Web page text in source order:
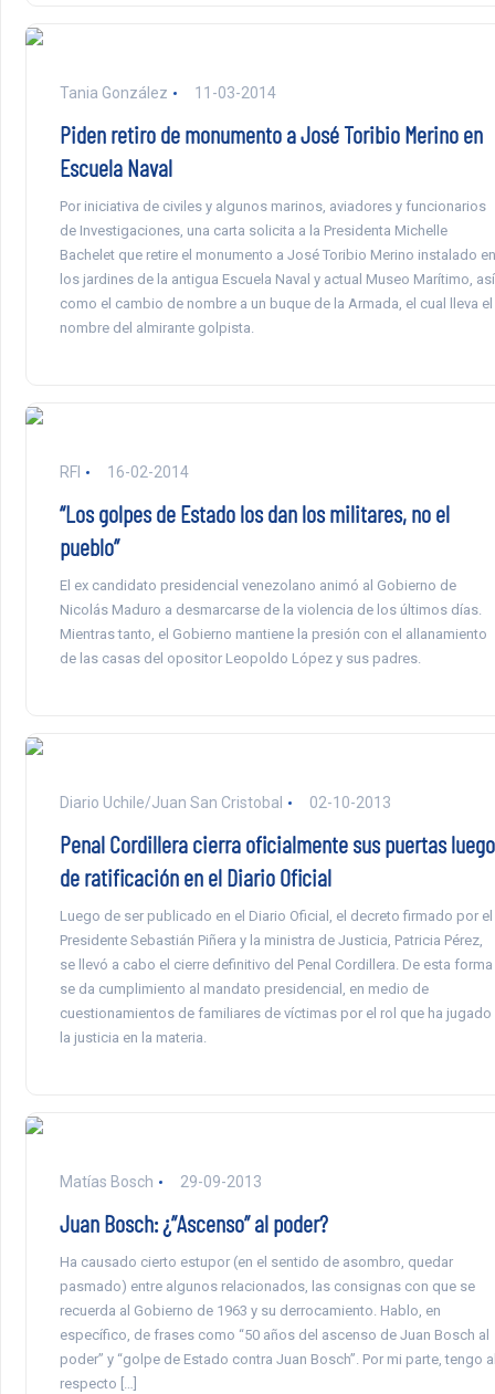
Tania González 11-03-2014
Piden retiro de monumento a José Toribio Merino en
Escuela Naval
Por iniciativa de civiles y algunos marinos, aviadores y funcionarios
de Investigaciones, una carta solicita a la Presidenta Michelle
Bachelet que retire el monumento a José Toribio Merino instalado en
los jardines de la antigua Escuela Naval y actual Museo Marítimo, así
como el cambio de nombre a un buque de la Armada, el cual lleva el
nombre del almirante golpista.
RFI 16-02-2014
“Los golpes de Estado los dan los militares, no el
pueblo”
El ex candidato presidencial venezolano animó al Gobierno de
Nicolás Maduro a desmarcarse de la violencia de los últimos días.
Mientras tanto, el Gobierno mantiene la presión con el allanamiento
de las casas del opositor Leopoldo López y sus padres.
Diario Uchile/Juan San Cristobal 02-10-2013
Penal Cordillera cierra oficialmente sus puertas luego
de ratificación en el Diario Oficial
Luego de ser publicado en el Diario Oficial, el decreto firmado por el
Presidente Sebastián Piñera y la ministra de Justicia, Patricia Pérez,
se llevó a cabo el cierre definitivo del Penal Cordillera. De esta forma
se da cumplimiento al mandato presidencial, en medio de
cuestionamientos de familiares de víctimas por el rol que ha jugado
la justicia en la materia.
Matías Bosch 29-09-2013
Juan Bosch: ¿”Ascenso” al poder?
Ha causado cierto estupor (en el sentido de asombro, quedar
pasmado) entre algunos relacionados, las consignas con que se
recuerda al Gobierno de 1963 y su derrocamiento. Hablo, en
específico, de frases como “50 años del ascenso de Juan Bosch al
poder” y “golpe de Estado contra Juan Bosch”. Por mi parte, tengo
respecto […]